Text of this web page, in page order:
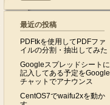
最近の投稿
PDFtkを使用してPDFファ
イルの分割・抽出してみた
Googleスプレッドシートに
記入してある予定をGoogle
チャットでアナウンス
CentOS7でwaifu2xを動か